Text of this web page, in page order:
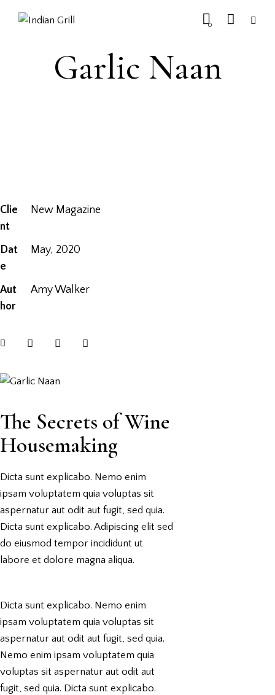
0
Garlic Naan
Clie
nt
New Magazine
Dat
e
May, 2020
Aut
hor
Amy Walker
The Secrets of Wine
Housemaking
Dicta sunt explicabo. Nemo enim
ipsam voluptatem quia voluptas sit
aspernatur aut odit aut fugit, sed quia.
Dicta sunt explicabo. Adipiscing elit sed
do eiusmod tempor incididunt ut
labore et dolore magna aliqua.
Dicta sunt explicabo. Nemo enim
ipsam voluptatem quia voluptas sit
aspernatur aut odit aut fugit, sed quia.
Nemo enim ipsam voluptatem quia
voluptas sit aspernatur aut odit aut
fugit, sed quia. Dicta sunt explicabo.